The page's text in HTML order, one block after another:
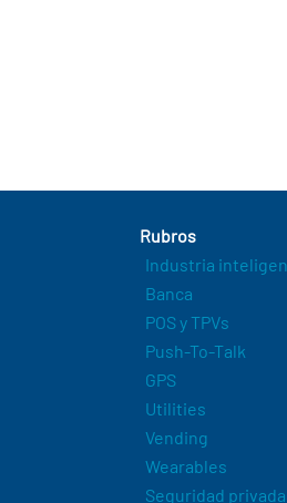
Rubros
Industria
Banca
POS y TPVs
Push-To-Talk
GPS
Utilities
Vending
Wearables
Seguridad privada